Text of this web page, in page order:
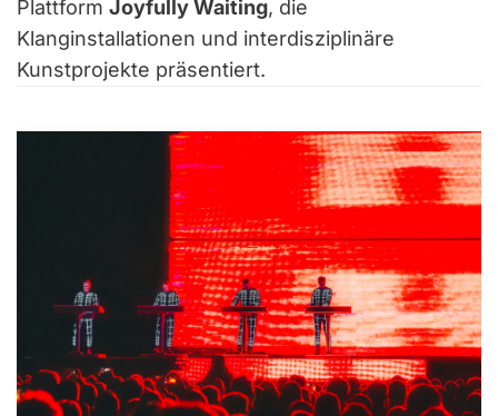
Plattform Joyfully Waiting, die
Klanginstallationen und interdisziplinäre
Kunstprojekte präsentiert.